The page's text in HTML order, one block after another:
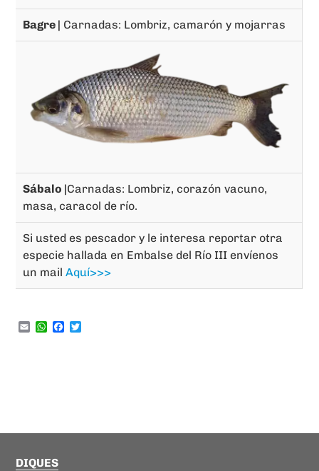
Bagre | Carnadas: Lombriz, camarón y mojarras
Sábalo |Carnadas: Lombriz, corazón vacuno,
masa, caracol de río.
Si usted es pescador y le interesa reportar otra
especie hallada en Embalse del Río III envíenos
un mailAquí>>>
EmailWhatsApp
Facebook
DIQUES